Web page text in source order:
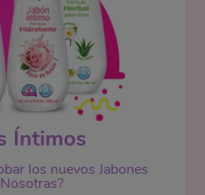
Íntimos
los nuevos Jabones